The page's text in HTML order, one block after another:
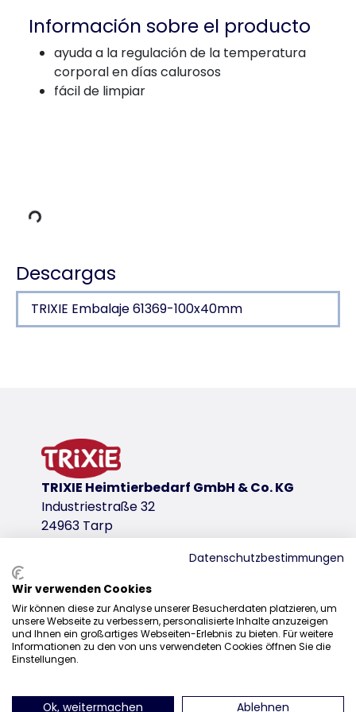
Información sobre el producto
ayuda a la regulación de la temperatura
corporal en días calurosos
fácil de limpiar
Descargas
TRIXIE Embalaje 61369-100x40mm
variante de producto
variante de producto: número único de
Medidas
17 × 8 × 8 cm
por ejemplo
ratones, hámsters
enlaces de descarga
TRIXIE Embalaje 61369-100x40mm
TRIXIE Heimtierbedarf GmbH & Co. KG
Industriestraße 32
24963 Tarp
Distribución
+49 4638 2109-160
sales@trixie.de
Datenschutzbestimmungen
Wir verwenden Cookies
Wir können diese zur Analyse unserer Besucherdaten platzieren, um
unsere Webseite zu verbessern, personalisierte Inhalte anzuzeigen
und Ihnen ein großartiges Webseiten-Erlebnis zu bieten. Für weitere
Informationen zu den von uns verwendeten Cookies öffnen Sie die
Einstellungen.
Ok, weitermachen Ablehnen